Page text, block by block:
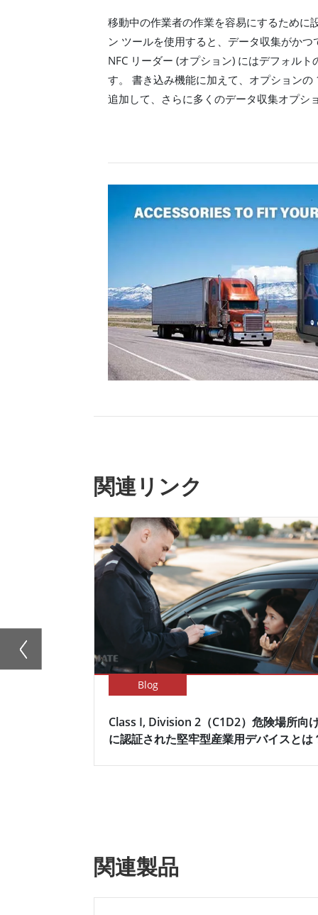
移動中の作業者の作業を容易にするために
ン ツールを使用すると、データ収集がか
NFC リーダー (オプション) にはデフォル
す。 書き込み機能に加えて、オプション
追加して、さらに多くのデータ収集オプシ
関連リンク
Blog
Class I, Division 2（C1D2）危険場所向
に認証された堅牢型産業用デバイスとは
関連製品